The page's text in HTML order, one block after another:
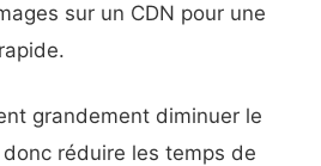
sur un CDN pour une
grandement diminuer le
réduire les temps de